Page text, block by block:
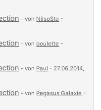
- von NilsoSto -
- von boulette -
- von Paul - 27.06.2014,
- von Pegasus Galaxie -